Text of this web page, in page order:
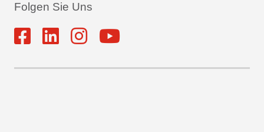
Folgen Sie Uns